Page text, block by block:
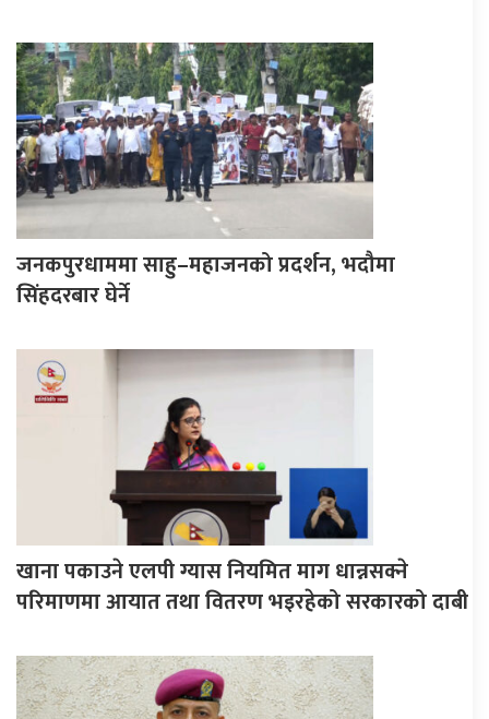
जनकपुरधाममा साहु–महाजनको प्रदर्शन, भदौमा
सिंहदरबार घेर्ने
खाना पकाउने एलपी ग्यास नियमित माग धान्नसक्ने
परिमाणमा आयात तथा वितरण भइरहेको सरकारको दाबी